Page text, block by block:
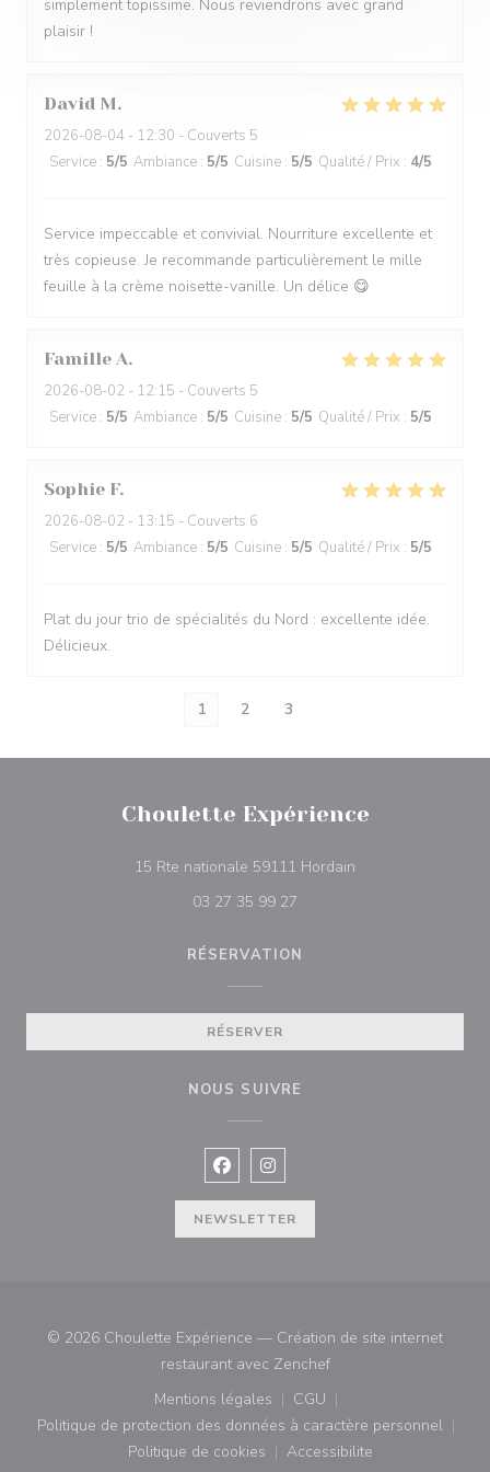
simplement topissime. Nous reviendrons avec grand
plaisir !
David M
2026-08-04 - 12:30 - Couverts 5
Service : 5/5 Ambiance : 5/5 Cuisine : 5/5 Qualité / Prix : 4/5
Service impeccable et convivial. Nourriture excellente et
très copieuse. Je recommande particulièrement le mille
feuille à la crème noisette-vanille. Un délice 😋
Famille A
2026-08-02 - 12:15 - Couverts 5
Service : 5/5 Ambiance : 5/5 Cuisine : 5/5 Qualité / Prix : 5/5
Sophie F
2026-08-02 - 13:15 - Couverts 6
Service : 5/5 Ambiance : 5/5 Cuisine : 5/5 Qualité / Prix : 5/5
Plat du jour trio de spécialités du Nord : excellente idée.
Délicieux.
1 2 3
Choulette Expérience
15 Rte nationale 59111 Hordain
03 27 35 99 27
RÉSERVATION
RÉSERVER
NOUS SUIVRE
Facebook ((ouvre une nouvelle
Instagram ((ouvre une
NEWSLETTER
© 2026 Choulette Expérience — Création de site internet
restaurant avec Zenchef((ouvre une nouvelle
Mentions légales
((ouvre une nouvelle fenêtre))
CGU
((ouvre une nouvelle
Politique de protection des données à caractère personnel
((ouvre une nouvelle fenêtre))
Politique de cookies
((ouvre une nouvelle fenêtre))
Accessibilite
((ouvre une nouvelle